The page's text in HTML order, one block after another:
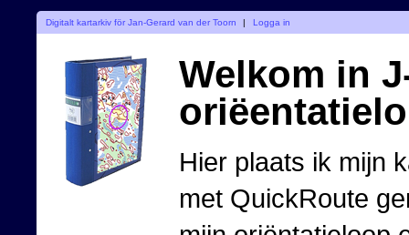
Digitalt kartarkiv för Jan-Gerard van der Toorn | Logga in
Welkom in
Hier plaats ik mijn
met QuickRoute